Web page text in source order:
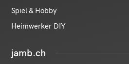
Spiel & Hobby
Heimwerker DIY
jamb.ch